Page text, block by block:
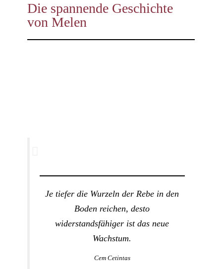
Die spannende Geschichte
von Melen
Je tiefer die Wurzeln der Rebe in den
Boden reichen, desto
widerstandsfähiger ist das neue
Wachstum.
Cem Cetintas